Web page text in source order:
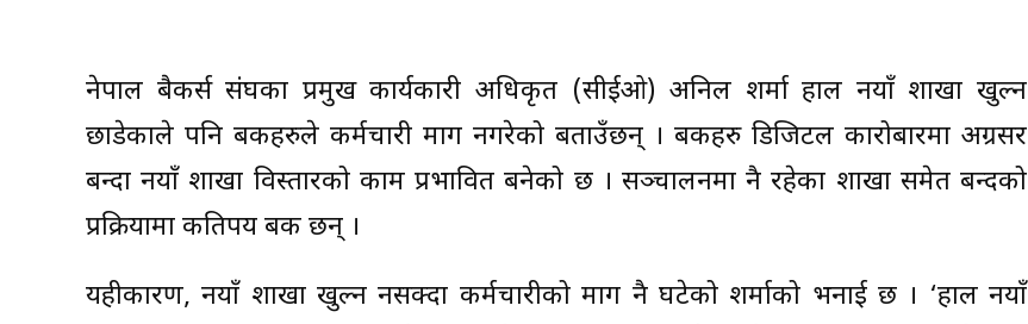
नेपाल बैकर्स संघका प्रमुख कार्यकारी अधिकृत (सीईओ) अनिल शर्मा हाल नयाँ शाखा खुल्न
छाडेकाले पनि बैंकहरुले कर्मचारी माग नगरेको बताउँछन् । बैंकहरु डिजिटल कारोबारमा अग्रसर
बन्दा नयाँ शाखा विस्तारको काम प्रभावित बनेको छ । सञ्चालनमा नै रहेका शाखा समेत बन्दको
प्रक्रियामा कतिपय बैंक छन् ।
यहीकारण, नयाँ शाखा खुल्न नसक्दा कर्मचारीको माग नै घटेको शर्माको भनाई छ । ‘हाल नयाँ